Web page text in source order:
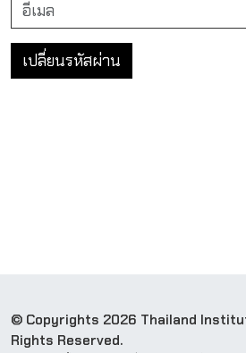
© Copyrights 2026 Thailand
Rights Reserved.